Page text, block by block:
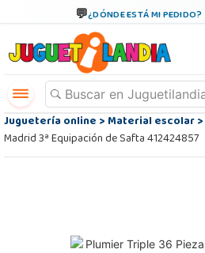
¿DÓNDE ESTÁ MI PEDIDO?
Juguetería online>Material escolar>
Madrid 3ª Equipación de Safta 412424857